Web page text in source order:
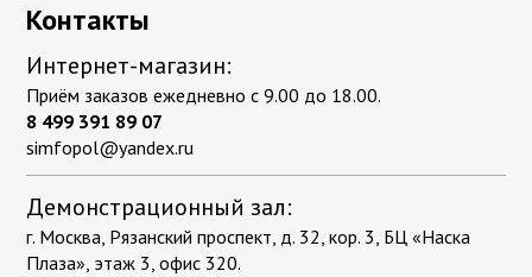
Контакты
Интернет-магазин:
Приём заказов ежедневно с 9.00 до 18.00.
8 499 391 89 07
simfopol@yandex.ru
Демонстрационный зал:
г. Москва, Рязанский проспект, д. 32, кор. 3, БЦ «Наска
Плаза», этаж 3, офис 320.